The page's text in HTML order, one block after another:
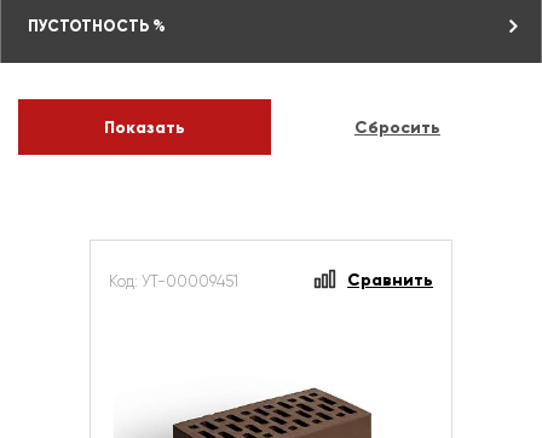
ПУСТОТНОСТЬ %
Код: УТ-00009451 Сравнить